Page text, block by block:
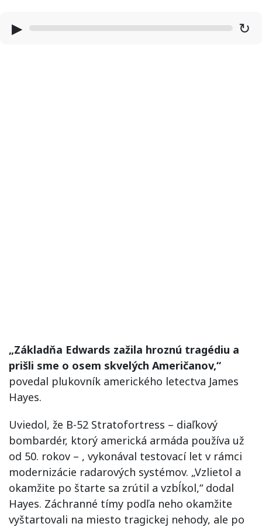
▶ ↻
„Základňa Edwards zažila hroznú tragédiu a
prišli sme o osem skvelých Američanov,“
povedal plukovník amerického letectva James
Hayes.
Uviedol, že B-52 Stratofortress – diaľkový
bombardér, ktorý americká armáda používa už
od 50. rokov – , vykonával testovací let v rámci
modernizácie radarových systémov. „Vzlietol a
okamžite po štarte sa zrútil a vzbĺkol,“ dodal
Hayes. Záchranné tímy podľa neho okamžite
vyštartovali na miesto tragickej nehody, ale po